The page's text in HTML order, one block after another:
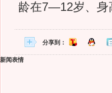
龄在7—12岁、身
分享到：
新闻表情